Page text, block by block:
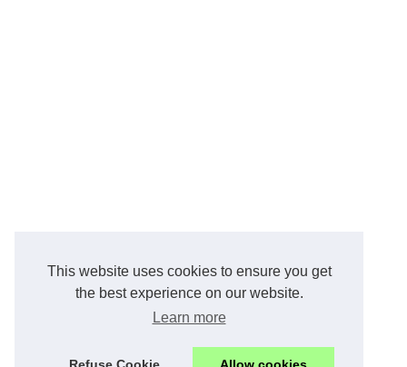
This website uses cookies to ensure you get
the best experience on our website.
Learn more